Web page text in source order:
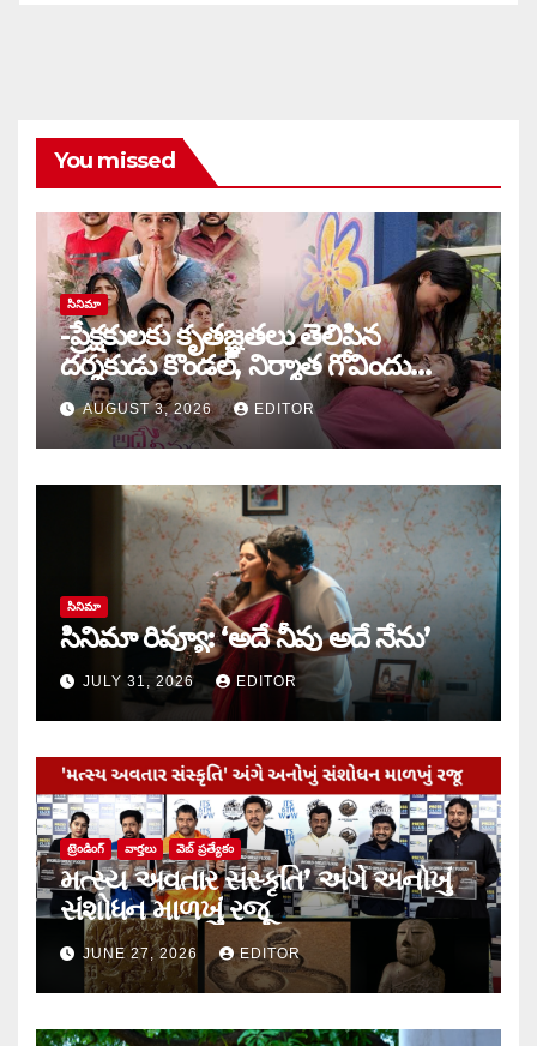
You missed
సినిమా
-ప్రేక్షకులకు కృతజ్ఞతలు తెలిపిన
దర్శకుడు కొండల్, నిర్మాత గోవిందు
కాండ్రేగుల
AUGUST 3, 2026 EDITOR
సినిమా
సినిమా రివ్యూ: ‘అదే నీవు అదే నేను’
JULY 31, 2026 EDITOR
ట్రెండింగ్ వార్త‌లు వెబ్ ప్రత్యేకం
મત્સ્ય અવતાર સંસ્કૃતિ’ અંગે અનોખું
સંશોધન માળખું રજૂ
JUNE 27, 2026 EDITOR